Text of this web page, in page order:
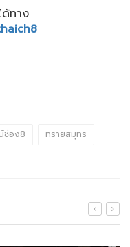
ทาง
ช่อง8
ทรายสมุทร